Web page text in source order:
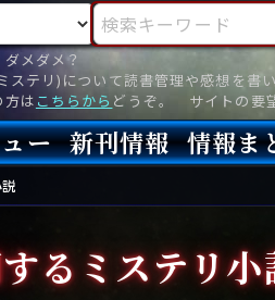
メダメ？
ステリ)について読書管理や感想を書
方は こちらから どうぞ。 サイトの要
検索キーワード
ソ
ー 新刊情報 情報ま
るミステリ小